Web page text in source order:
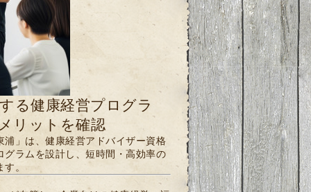
る健康経営プログラ
リットを確認
」は、健康経営アドバイザー資格
ラムを設計し、短時間・高効率の
。